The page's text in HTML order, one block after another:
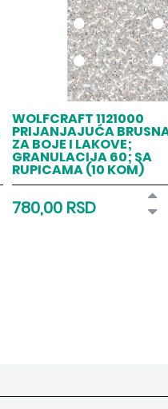
WOLFCRAFT 1121000
PRIJANJAJUĆA
ZA BOJE I LAKOVE;
GRANULACIJA 60; SA
RUPICAMA (10 KOM)
780,00 RSD